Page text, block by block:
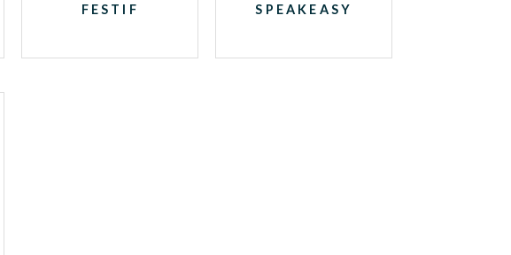
FESTIF
SPEAKEASY